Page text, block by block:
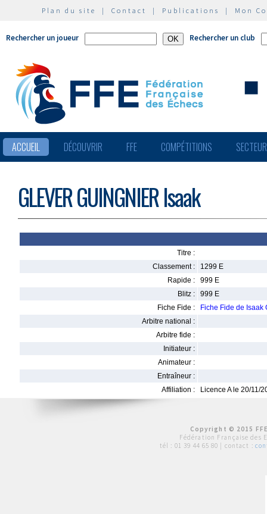
Plan du site | Contact | Publications | Mon
Rechercher un joueur Rechercher un club
ACCUEIL DÉCOUVRIR FFE COMPÉTITIONS
GLEVER GUINGNIER Isaak
Titre :
Classement :
1299 E
Rapide :
999 E
Blitz :
999 E
Fiche Fide :
Fiche Fide de Isaak
Arbitre national :
Arbitre fide :
Initiateur :
Animateur :
Entraîneur :
Affiliation :
Licence A le 20/11/
Copyright © 2015
Fédération Française des
tél : 01 39 44 65 80 | contact :